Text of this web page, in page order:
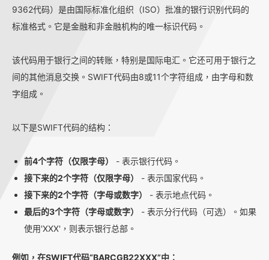
9362代码）是由国际标准化组织（ISO）批准的银行识别代码的
标准格式。它是金融和非金融机构的唯一标识代码。
该代码用于银行之间的转账，特别是国际电汇。它还可用于银行之
间的其他消息交换。SWIFT代码由8或11个字符组成，由字母和数
字组成。
以下是SWIFT代码的结构：
前4个字符（仅限字母）
- 表示银行代码。
接下来的2个字符（仅限字母）
- 表示国家代码。
接下来的2个字符（字母或数字）
- 表示地点代码。
最后的3个字符（字母或数字）
- 表示分行代码（可选）。如果
使用'XXX'，则表示银行总部。
例如，在SWIFT代码“BARCGB22XXX”中：